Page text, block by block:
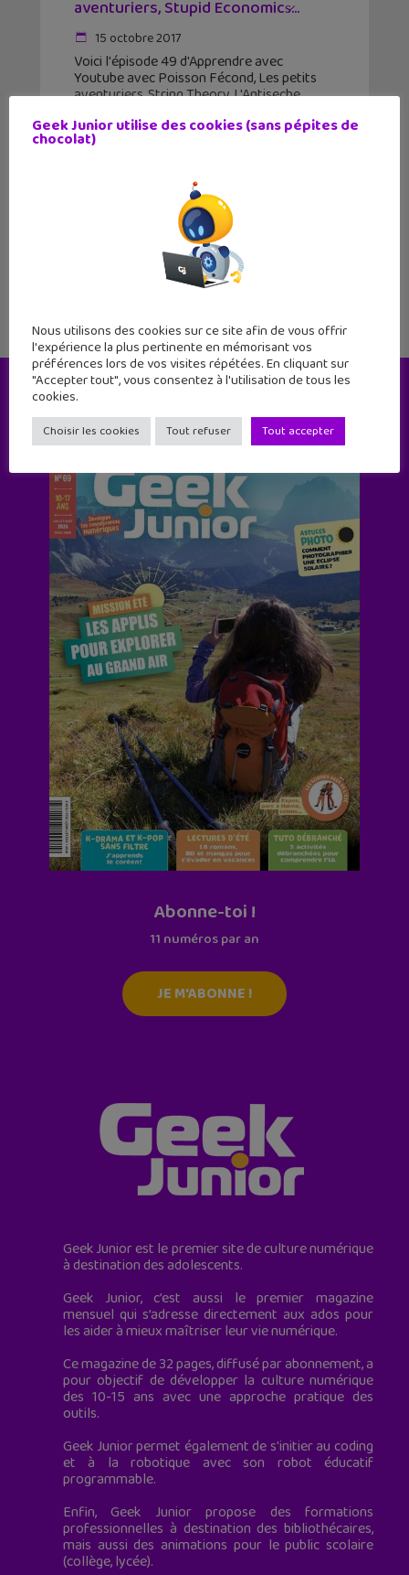
aventuriers, Stupid Economics̷...
15 octobre 2017
Voici l'épisode 49 d'Apprendre avec
Youtube avec Poisson Fécond, Les petits
aventuriers, String Theory, L'Antiseche,
de Huito. Des questions intéressantes cette
semaine comme "À quoi servaient les
3
Abonne-toi !
11 numéros par an
JE M'ABONNE !
Geek Junior est le premier site de culture numérique
à destination des adolescents.
Geek Junior, c’est aussi le premier magazine
mensuel qui s’adresse directement aux ados pour
les aider à mieux maîtriser leur vie numérique.
Ce magazine de 32 pages, diffusé par abonnement, a
pour objectif de développer la culture numérique
des 10-15 ans avec une approche pratique des
outils.
Geek Junior permet également de s'initier au coding
et à la robotique avec son robot éducatif
programmable.
Enfin, Geek Junior propose des formations
professionnelles à destination des bibliothécaires,
mais aussi des animations pour le public scolaire
(collège, lycée).
Geek Junior utilise des cookies (sans pépites de
chocolat)
Nous utilisons des cookies sur ce site afin de vous offrir
l'expérience la plus pertinente en mémorisant vos
préférences lors de vos visites répétées. En cliquant sur
"Accepter tout", vous consentez à l'utilisation de tous les
cookies.
Choisir les cookies Tout refuser Tout accepter